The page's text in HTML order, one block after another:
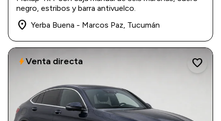
$ 33.000.000
negro, estribos y barra antivuelco.
place Yerba Buena - Marcos Paz, Tucumán
favorite
boltVenta directa